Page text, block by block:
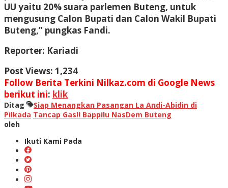
UU yaitu 20% suara parlemen Buteng, untuk
mengusung Calon Bupati dan Calon Wakil Bupati
Buteng,” pungkas Fandi.
Reporter: Kariadi
Post Views: 1,234
Follow Berita Terkini Nilkaz.com di Google News
berikut ini: klik
Ditag
Siap Menangkan Pasangan La Andi-Abidin di
Pilkada Tancap Gas!! Bappilu NasDem Buteng
oleh
Ikuti Kami Pada